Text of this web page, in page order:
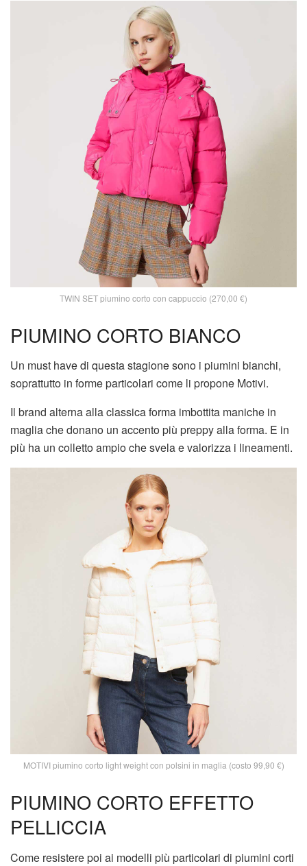
TWIN SET piumino corto con cappuccio (270,00 €)
PIUMINO CORTO BIANCO
Un must have di questa stagione sono i piumini bianchi,
soprattutto in forme particolari come li propone Motivi.
Il brand alterna alla classica forma imbottita maniche in
maglia che donano un accento più preppy alla forma. E in
più ha un colletto ampio che svela e valorizza i lineamenti.
MOTIVI piumino corto light weight con polsini in maglia (costo 99,90 €)
PIUMINO CORTO EFFETTO
PELLICCIA
Come resistere poi ai modelli più particolari di piumini corti